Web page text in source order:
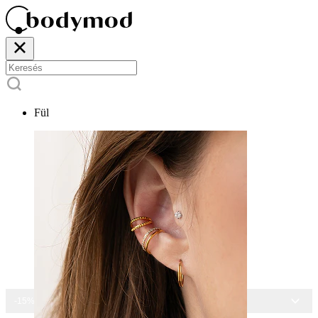
Fül
-15% MINDEN ÉKSZERRE